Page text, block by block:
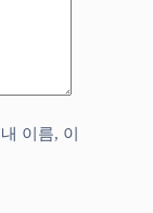
이름, 이